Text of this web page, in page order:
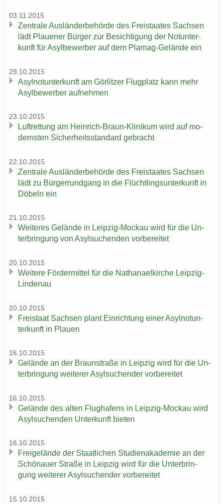
03.11.2015
Zen­tra­le Aus­län­der­be­hör­de des Frei­staa­tes Sach­sen
lädt Plaue­ner Bür­ger zur Be­sich­ti­gung der Not­un­ter­
kunft für Asyl­be­wer­ber auf dem Plamag-​Gelände ein
29.10.2015
Asyl­not­un­ter­kunft am Gör­lit­zer Flug­platz kann mehr
Asyl­be­wer­ber auf­neh­men
23.10.2015
Luft­ret­tung am Heinrich-​Braun-Klinikum wird auf mo­
derns­ten Si­cher­heits­stan­dard ge­bracht
22.10.2015
Zen­tra­le Aus­län­der­be­hör­de des Frei­staa­tes Sach­sen
lädt zu Bür­ger­rund­gang in die Flücht­lings­un­ter­kunft in
Dö­beln ein
21.10.2015
Wei­te­res Ge­län­de in Leipzig-​Mockau wird für die Un­
ter­brin­gung von Asyl­su­chen­den vor­be­rei­tet
20.10.2015
Wei­te­re För­der­mit­tel für die Na­tha­nael­kir­che Leipzig-​
Lindenau
20.10.2015
Frei­staat Sach­sen plant Ein­rich­tung einer Asyl­not­un­
ter­kunft in Plau­en
16.10.2015
Ge­län­de an der Braun­stra­ße in Leip­zig wird für die Un­
ter­brin­gung wei­te­rer Asyl­su­chen­der vor­be­rei­tet
16.10.2015
Ge­län­de des alten Flug­ha­fens in Leipzig-​Mockau wird
Asyl­su­chen­den Un­ter­kunft bie­ten
16.10.2015
Frei­ge­län­de der Staat­li­chen Stu­di­en­aka­de­mie an der
Schö­nau­er Stra­ße in Leip­zig wird für die Un­ter­brin­
gung wei­te­rer Asyl­su­chen­der vor­be­rei­tet
15.10.2015